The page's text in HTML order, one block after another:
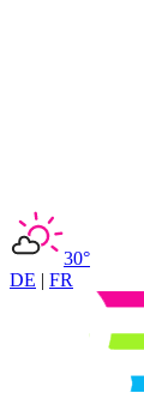
30°
DE | FR